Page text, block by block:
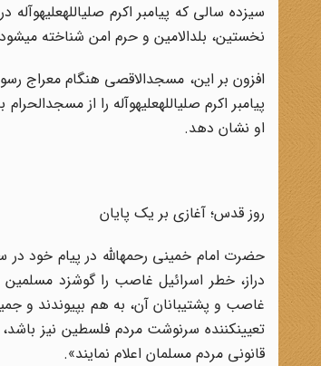
سیزده سالی که پیامبر اکرم
نخستین، بلدالامین و حرم امن شناخته می‏شود
افزون بر این، مسجدالاقصی هنگام معراج
پیامبر اکرم صلی‏الله‏علیه‏و‏آله را از
او نشان دهد.
روز قدس؛ آغازی بر یک پایان
دراز، خطر اسرائیل غاصب را گوشزد
غاصب و پشتیبانان آن، به هم بپیوندند و
تعیین‏کننده سرنوشت مردم فلسطین نیز
قانونی مردم مسلمان اعلام نمایند».